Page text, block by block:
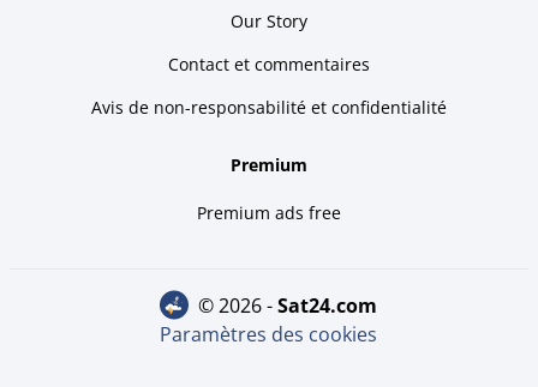
Our Story
Contact et commentaires
Avis de non-responsabilité et confidentialité
Premium
Premium ads free
© 2026 - sat24.com
Paramètres des cookies